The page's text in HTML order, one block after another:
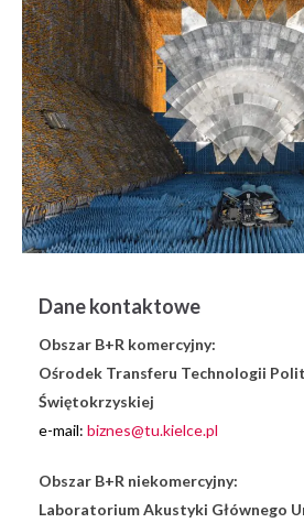
Dane kontaktowe
Obszar B+R komercyjny:
Ośrodek Transferu Technologii
Świętokrzyskiej
e-mail: biznes@tu.kielce.pl
Obszar B+R niekomercyjny:
Laboratorium Akustyki Głównego